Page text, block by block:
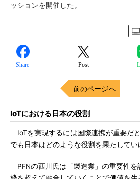
ッションを開催した。
Share Post
前のページへ
IoTにおける日本の役割
IoTを実現するには国際連携が重要だ
でも日本はどのような役割を果たしてい
PFNの西川氏は「製造業」の重要性を